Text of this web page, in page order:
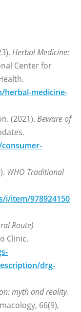
Herbal Medicine:
Center for
herbal-medicine-
(2021). Beware of
WHO Traditional
i/item/978924150
Route)
Clinic.
drg-
myth and reality.
66(9),